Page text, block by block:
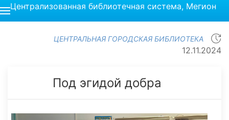
Централизованная библиотечная система, Мегион
ЦЕНТРАЛЬНАЯ ГОРОДСКАЯ БИБЛИОТЕКА
12.11.2024
Под эгидой добра